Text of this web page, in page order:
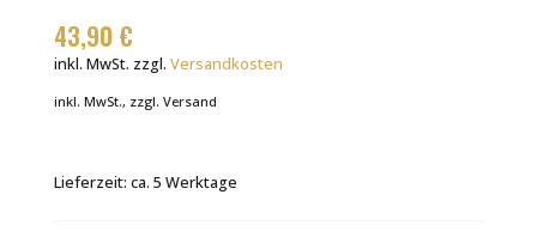
43,90 €
inkl. MwSt. zzgl. Versandkosten
inkl. MwSt., zzgl. Versand
Lieferzeit: ca. 5 Werktage